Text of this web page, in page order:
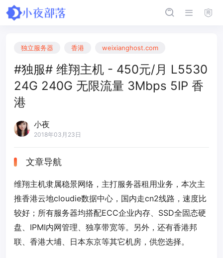
独立服务器 香港 weixianghost.com
#独服# 维翔主机 - 450元/月 L5530
24G 240G 无限流量 3Mbps 5IP 香
港
小夜
2018年03月23日
文章导航
维翔主机隶属稳景网络，主打服务器租用业务，本次主
推香港云地cloudie数据中心，国内走cn2线路，速度比
较好；所有服务器均搭配ECC企业内存、SSD全固态硬
盘、IPMI内网管理、独享带宽等。另外，还有香港邦
联、香港大埔、日本东京等其它机房，供您选择。